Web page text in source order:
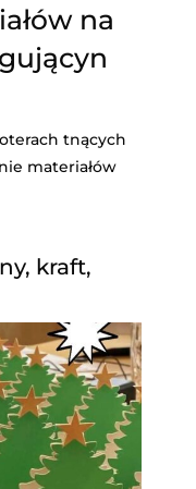
na
tnących
materiałów
kraft,